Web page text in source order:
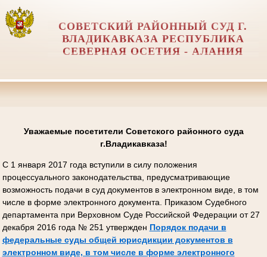
СОВЕТСКИЙ РАЙОННЫЙ СУД Г.
ВЛАДИКАВКАЗА РЕСПУБЛИКА
СЕВЕРНАЯ ОСЕТИЯ - АЛАНИЯ
Уважаемые посетители Советского районного суда
г.Владикавказа!
С 1 января 2017 года вступили в силу положения
процессуального законодательства, предусматривающие
возможность подачи в суд документов в электронном виде, в том
числе в форме электронного документа. Приказом Судебного
департамента при Верховном Суде Российской Федерации от 27
декабря 2016 года № 251 утвержден Порядок подачи в
федеральные суды общей юрисдикции документов в
электронном виде, в том числе в форме электронного